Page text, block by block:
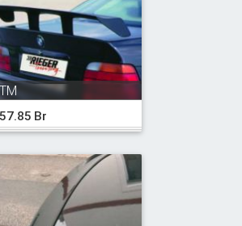
Br